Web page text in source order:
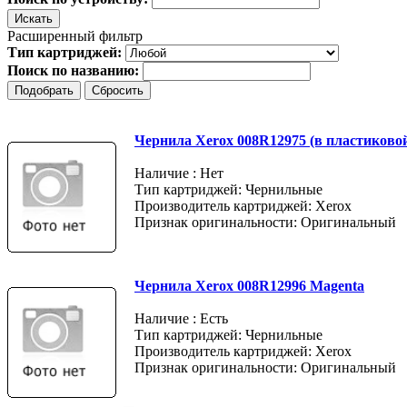
Расширенный фильтр
Тип картриджей:
Поиск по названию:
Чернила Xerox 008R12975 (в
Наличие : Нет
Тип картриджей: Чернильные
Производитель картриджей: Xerox
Признак оригинальности: Оригинальный
Чернила Xerox 008R12996 Magenta
Наличие : Есть
Тип картриджей: Чернильные
Производитель картриджей: Xerox
Признак оригинальности: Оригинальный